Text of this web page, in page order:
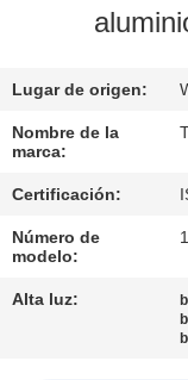
POR
LA
CONTROL
DE
Lugar de origen:
Nombre de la
marca:
Certificación:
Número de
modelo:
Alta luz: